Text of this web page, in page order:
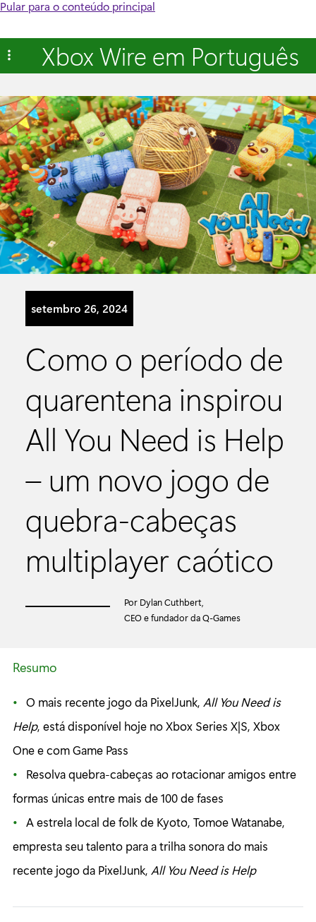
Pular para o conteúdo principal
Xbox Wire em Português
setembro 26, 2024
Como o período de
quarentena inspirou
All You Need is Help
– um novo jogo de
quebra-cabeças
multiplayer caótico
Por Dylan Cuthbert,
CEO e fundador da Q-Games
Resumo
O mais recente jogo da PixelJunk, All You Need is
Help, está disponível hoje no Xbox Series X|S, Xbox
One e com Game Pass
Resolva quebra-cabeças ao rotacionar amigos entre
formas únicas entre mais de 100 de fases
A estrela local de folk de Kyoto, Tomoe Watanabe,
empresta seu talento para a trilha sonora do mais
recente jogo da PixelJunk, All You Need is Help